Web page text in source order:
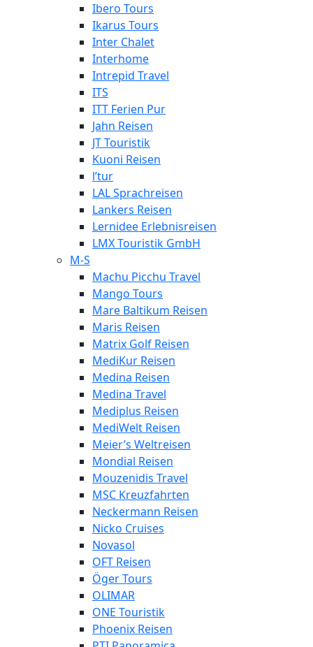
Ibero Tours
Ikarus Tours
Inter Chalet
Interhome
Intrepid Travel
ITS
ITT Ferien Pur
Jahn Reisen
JT Touristik
Kuoni Reisen
l’tur
LAL Sprachreisen
Lankers Reisen
Lernidee Erlebnisreisen
LMX Touristik GmbH
M-S
Machu Picchu Travel
Mango Tours
Mare Baltikum Reisen
Maris Reisen
Matrix Golf Reisen
MediKur Reisen
Medina Reisen
Medina Travel
Mediplus Reisen
MediWelt Reisen
Meier’s Weltreisen
Mondial Reisen
Mouzenidis Travel
MSC Kreuzfahrten
Neckermann Reisen
Nicko Cruises
Novasol
OFT Reisen
Öger Tours
OLIMAR
ONE Touristik
Phoenix Reisen